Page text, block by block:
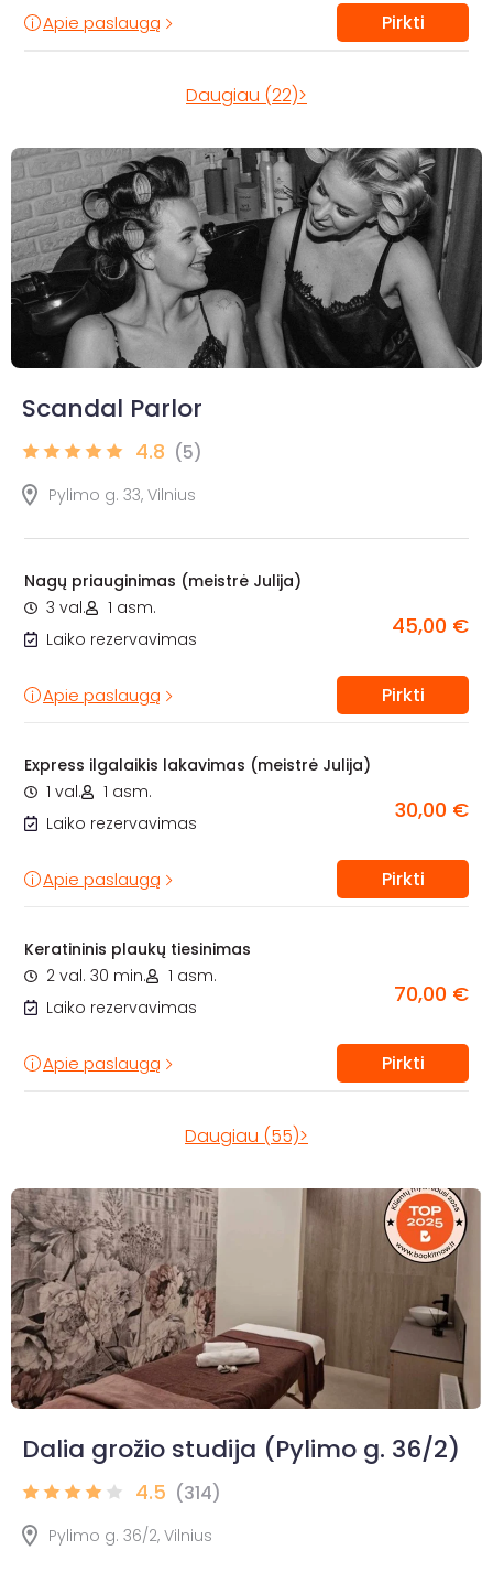
Apie paslaugą Pirkti
Daugiau (22)>
Scandal Parlor
4.8 (5)
Pylimo g. 33, Vilnius
Nagų priauginimas (meistrė Julija)
3 val.
1 asm.
Laiko rezervavimas
45,00 €
Apie paslaugą Pirkti
Express ilgalaikis lakavimas (meistrė Julija)
1 val.
1 asm.
Laiko rezervavimas
30,00 €
Apie paslaugą Pirkti
Keratininis plaukų tiesinimas
2 val. 30 min.
1 asm.
Laiko rezervavimas
70,00 €
Apie paslaugą Pirkti
Daugiau (55)>
Dalia grožio studija (Pylimo g. 36/2)
4.5 (314)
Pylimo g. 36/2, Vilnius